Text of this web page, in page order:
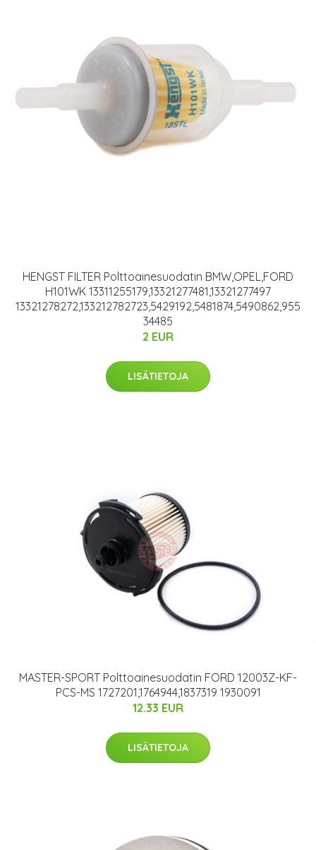
HENGST FILTER Polttoainesuodatin BMW,OPEL,FORD
H101WK 13311255179,13321277481,13321277497
13321278272,133212782723,5429192,5481874,5490862,955
34485
2 EUR
LISÄTIETOJA
MASTER-SPORT Polttoainesuodatin FORD 12003Z-KF-
PCS-MS 1727201,1764944,1837319 1930091
12.33 EUR
LISÄTIETOJA